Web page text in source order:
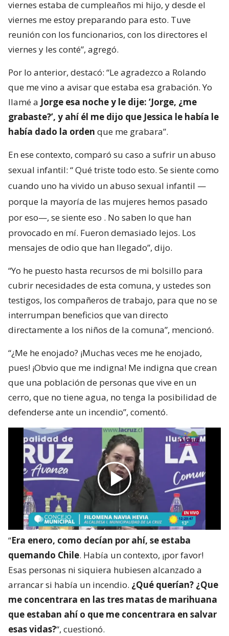
viernes estaba de cumpleaños mi hijo, y desde el
viernes me estoy preparando para esto. Tuve
reunión con los funcionarios, con los directores el
viernes y les conté”, agregó.
Por lo anterior, destacó: “Le agradezco a Rolando
que me vino a avisar que estaba esa grabación. Yo
llamé a Jorge esa noche y le dije: ‘Jorge, ¿me
grabaste?’, y ahí él me dijo que Jessica le había le
había dado la orden que me grabara”.
En ese contexto, comparó su caso a sufrir un abuso
sexual infantil: “Qué triste todo esto. Se siente como
cuando uno ha vivido un abuso sexual infantil —
porque la mayoría de las mujeres hemos pasado
por eso—, se siente eso . No saben lo que han
provocado en mí. Fueron demasiado lejos. Los
mensajes de odio que han llegado”, dijo.
“Yo he puesto hasta recursos de mi bolsillo para
cubrir necesidades de esta comuna, y ustedes son
testigos, los compañeros de trabajo, para que no se
interrumpan beneficios que van directo
directamente a los niños de la comuna”, mencionó.
“¿Me he enojado? ¡Muchas veces me he enojado,
pues! ¡Obvio que me indigna! Me indigna que crean
que una población de personas que vive en un
cerro, que no tiene agua, no tenga la posibilidad de
defenderse ante un incendio”, comentó.
“Era enero, como decían por ahí, se estaba
quemando Chile. Había un contexto, ¡por favor!
Esas personas ni siquiera hubiesen alcanzado a
arrancar si había un incendio. ¿Qué querían? ¿Que
me concentrara en las tres matas de marihuana
que estaban ahí o que me concentrara en salvar
esas vidas?“, cuestionó.